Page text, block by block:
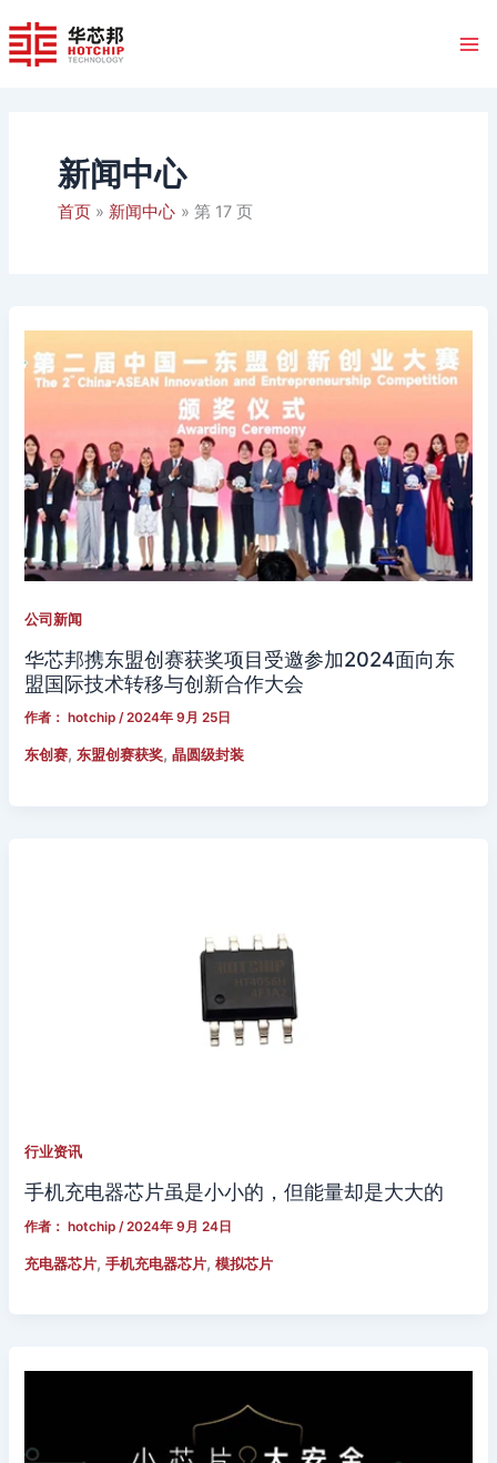
至
内
新闻中心
首页 新闻中心 第 17 页
公司新闻
华芯邦携东盟创赛获奖项目受邀参加2024面向东
盟国际技术转移与创新合作大会
作者： hotchip/2024年 9月 25日
东创赛,东盟创赛获奖,晶圆级封装
行业资讯
手机充电器芯片虽是小小的，但能量却是大大的
作者： hotchip /2024年 9月 24日
充电器芯片,手机充电器芯片,模拟芯片